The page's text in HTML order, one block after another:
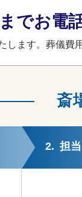
でお電
します。葬儀費
斎
2. 担